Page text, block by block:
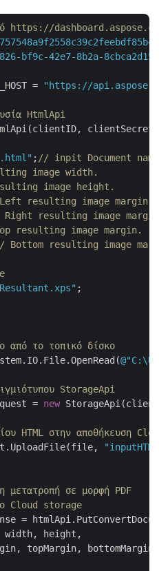
https://
bf9c-42e7-8b2a-
= "https://
HtmlApi
; // inpit Document
image width.
image height.
resulting image margin.
resulting image
resulting image margin.
Bottom resulting image
;
από το τοπικό δίσκο
StorageApi
= new
HTML στην αποθήκευση
μετατροπή σε μορφή PDF
Cloud storage
=
width, height,
topMargin,